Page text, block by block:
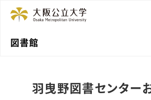
図書館
羽曳野図書センター